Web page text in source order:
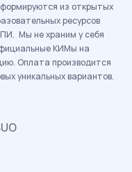
из открытых
ресурсов
Мы не храним у себя
КИМы на
Оплата производится
уникальных вариантов.